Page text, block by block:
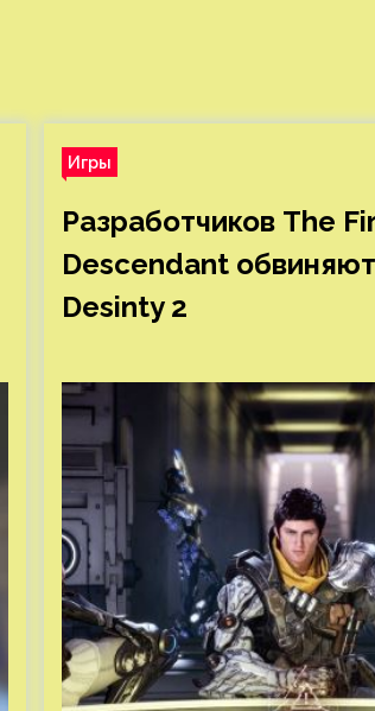
Игры
Разработчиков The
Descendant
Desinty 2